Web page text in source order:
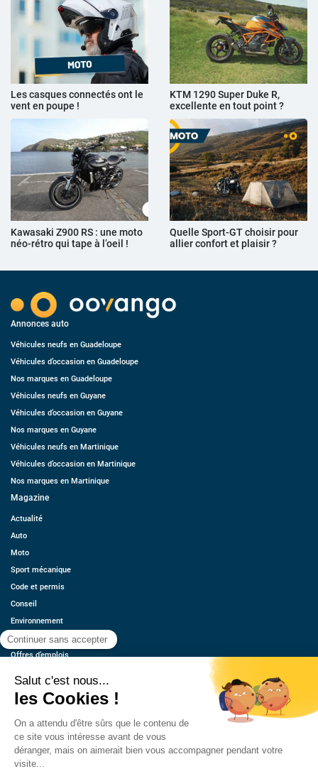
Les casques connectés ont le
vent en poupe !
KTM 1290 Super Duke R,
excellente en tout point ?
Kawasaki Z900 RS : une moto
néo-rétro qui tape à l’oeil !
Quelle Sport-GT choisir pour
allier confort et plaisir ?
Annonces auto
Véhicules neufs en Guadeloupe
Véhicules d’occasion en Guadeloupe
Nos marques en Guadeloupe
Véhicules neufs en Guyane
Véhicules d’occasion en Guyane
Nos marques en Guyane
Véhicules neufs en Martinique
Véhicules d’occasion en Martinique
Nos marques en Martinique
Magazine
Actualité
Auto
Moto
Sport mécanique
Code et permis
Conseil
Environnement
Économie
Offres d’emplois
Contact
Estimez votre voiture
Mentions légales